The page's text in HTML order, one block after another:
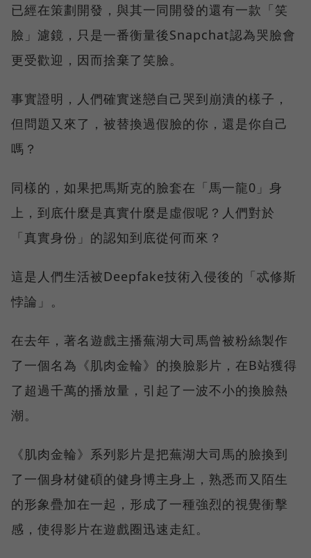
已經在策劃開發，與其一同開發的還有一款「笑
臉」濾鏡，只是一番衡量後Snapchat認為哭臉會
更受歡迎，因而捨棄了笑臉。
事實證明，人們確實迷戀自己哭到崩潰的樣子，
但問題又來了，被替換過假臉的你，還是你自己
嗎？
同樣的，如果把馬斯克的臉套在「馬一龍0」身
上，到底什麼是真實什麼是虛假呢？人們對於
「真實身份」的認知到底從何而來？
這是人們生活被Deepfake技術入侵後的「忒修斯
悖論」。
在去年，著名遊戲主播蕪湖大司馬曾被粉絲製作
了一個名為《肌肉金輪》的換臉影片，在B站獲得
了超過千萬的播放量，引起了一波不小的換臉熱
潮。
《肌肉金輪》系列影片是把蕪湖大司馬的臉換到
了一個身材健碩的健身博主身上，熟悉而又陌生
的形象疊加在一起，形成了一種強烈的視覺衝擊
感，使得影片在遊戲圈迅速走紅。